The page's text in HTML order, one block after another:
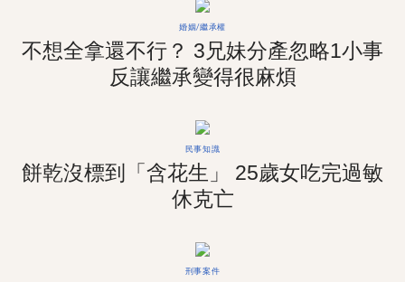
婚姻/繼承權
不想全拿還不行？ 3兄妹分產忽略1小事
反讓繼承變得很麻煩
民事知識
餅乾沒標到「含花生」 25歲女吃完過敏
休克亡
刑事案件